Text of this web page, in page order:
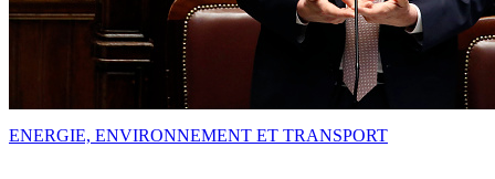
ENERGIE, ENVIRONNEMENT ET TRANSPORT